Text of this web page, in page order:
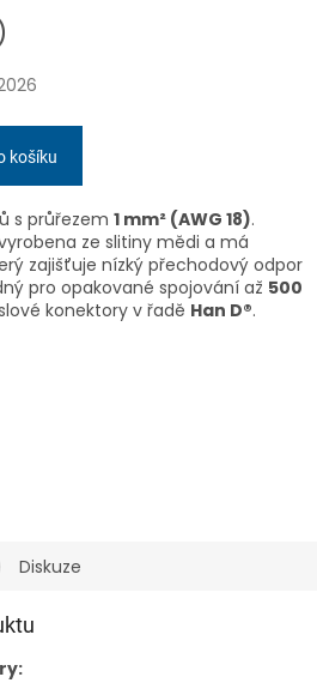
košíku
s průřezem 1 mm² (AWG 18).
ze slitiny mědi a má
zajišťuje nízký přechodový odpor
pro opakované spojování až 500
konektory v řadě Han D®.
Diskuze